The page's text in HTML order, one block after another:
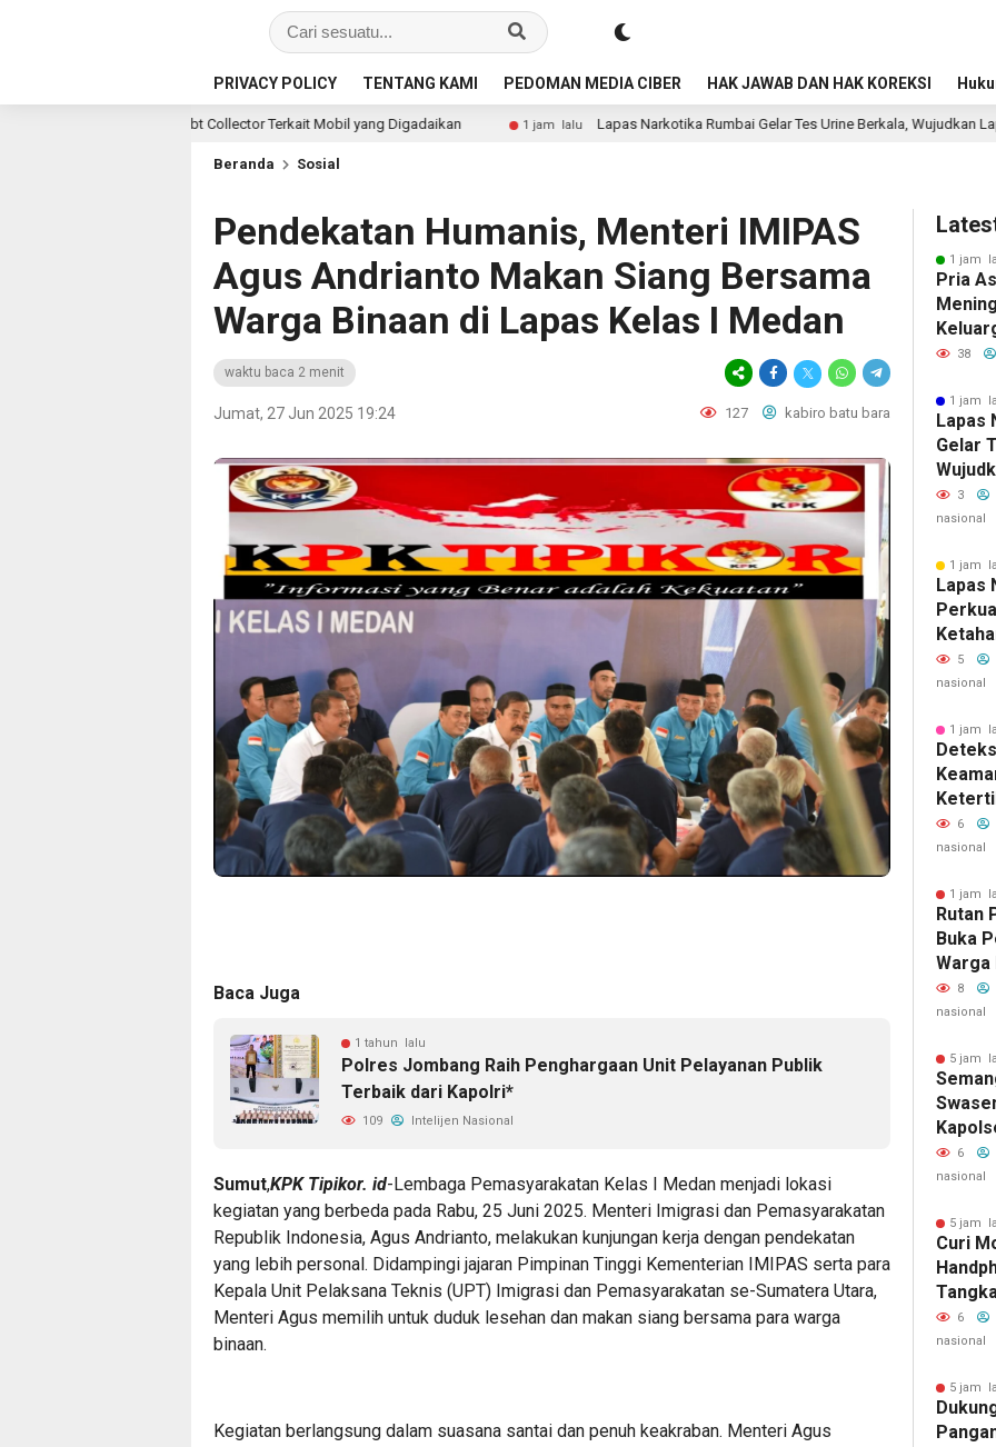
PRIVACY POLICY TENTANG KAMI PEDOMAN MEDIA CIBER HAK JAWAB DAN HAK KOREKSI
Debt Collector Terkait Mobil yang Digadaikan 1 jam lalu Lapas Narkotika Rumbai Gelar Tes Urine Berkala, Wujudkan Lapas Bersih Dari
Beranda Sosial
Pendekatan Humanis, Menteri IMIPAS
Agus Andrianto Makan Siang Bersama
Warga Binaan di Lapas Kelas I Medan
waktu baca 2 menit
Jumat, 27 Jun 2025 19:24 127 kabiro batu bara
Baca Juga
1 tahun lalu
Polres Jombang Raih Penghargaan Unit Pelayanan Publik
Terbaik dari Kapolri*
109 Intelijen Nasional
Sumut,KPK Tipikor. id-Lembaga Pemasyarakatan Kelas I Medan menjadi lokasi
kegiatan yang berbeda pada Rabu, 25 Juni 2025. Menteri Imigrasi dan Pemasyarakatan
Republik Indonesia, Agus Andrianto, melakukan kunjungan kerja dengan pendekatan
yang lebih personal. Didampingi jajaran Pimpinan Tinggi Kementerian IMIPAS serta para
Kepala Unit Pelaksana Teknis (UPT) Imigrasi dan Pemasyarakatan se-Sumatera Utara,
Menteri Agus memilih untuk duduk lesehan dan makan siang bersama para warga
binaan.
Kegiatan berlangsung dalam suasana santai dan penuh keakraban. Menteri Agus
1 jam
Pria
Mobil
38
1 jam
Lapas
Gelar
Dari
3
nasional
1 jam
Lapas
Terong
5
nasional
1 jam
Razia
6
nasional
1 jam
Rutan
Buka
Warga
8
nasional
5 jam
Di
6
nasional
5 jam
Curi
6
nasional
5 jam